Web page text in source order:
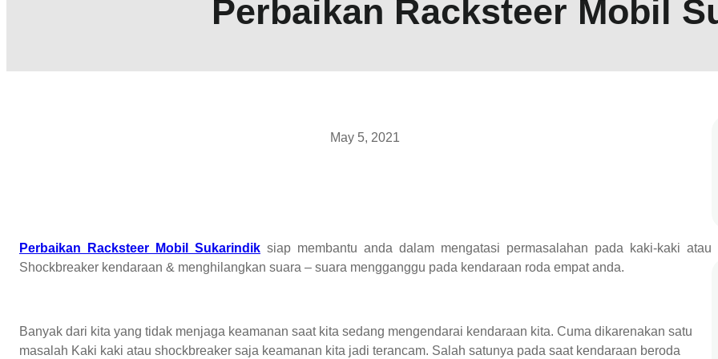
Perbaikan Racksteer Mobil
May 5, 2021
Perbaikan Racksteer Mobil Sukarindiksiap membantu anda dalam mengatasi permasalahan pada kaki-kaki atau
Shockbreaker kendaraan & menghilangkan suara – suara mengganggu pada kendaraan roda empat anda.
Banyak dari kita yang tidak menjaga keamanan saat kita sedang mengendarai kendaraan kita. Cuma dikarenakan satu
masalah Kaki kaki atau shockbreaker saja keamanan kita jadi terancam. Salah satunya pada saat kendaraan beroda